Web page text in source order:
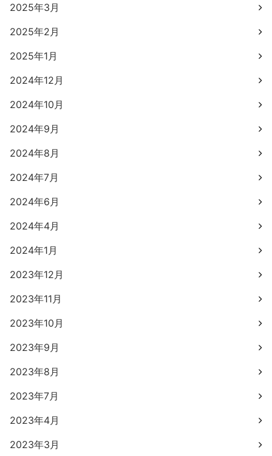
2025年3月
2025年2月
2025年1月
2024年12月
2024年10月
2024年9月
2024年8月
2024年7月
2024年6月
2024年4月
2024年1月
2023年12月
2023年11月
2023年10月
2023年9月
2023年8月
2023年7月
2023年4月
2023年3月